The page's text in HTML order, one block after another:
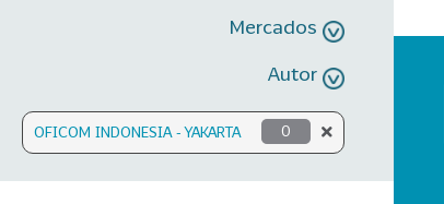
Mercados
Autor
OFICOM INDONESIA - YAKARTA 0